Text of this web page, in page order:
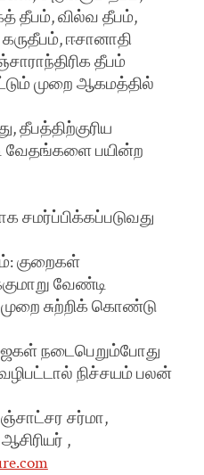
தீபம், வில்வ தீபம்,
ஈசானாதி
தீபம்
முறை ஆகமத்தில்
தீபத்திற்குரிய
வேதங்களை பயின்ற
சமர்ப்பிக்கப்படுவது
குறைகள்
வேண்டி
சுற்றிக் கொண்டு
நடைபெறும்போது
நிச்சயம் பலன்
சர்மா,
,